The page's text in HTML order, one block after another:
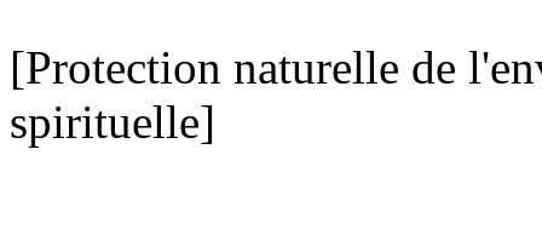
[Protection naturelle de
spirituelle]